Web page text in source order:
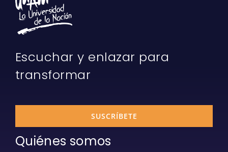
Escuchar y enlazar para
transformar
SUSCRÍBETE
Quiénes somos